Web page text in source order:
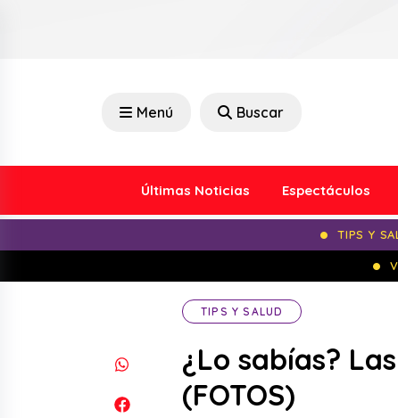
Menú Buscar
Últimas Noticias Espectáculos
TIPS Y
TIPS Y SALUD
¿Lo sabías?
(FOTOS)